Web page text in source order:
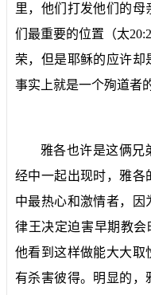
里，他们打发他们的
们最重要的位置（太
荣，但是耶稣的应许却
事实上就是一个殉道者
雅各也许是这俩兄
经中一起出现时，雅各
中最热心和激情者，因
律王决定迫害早期教
他看到这样做能大大取
有杀害彼得。明显的，